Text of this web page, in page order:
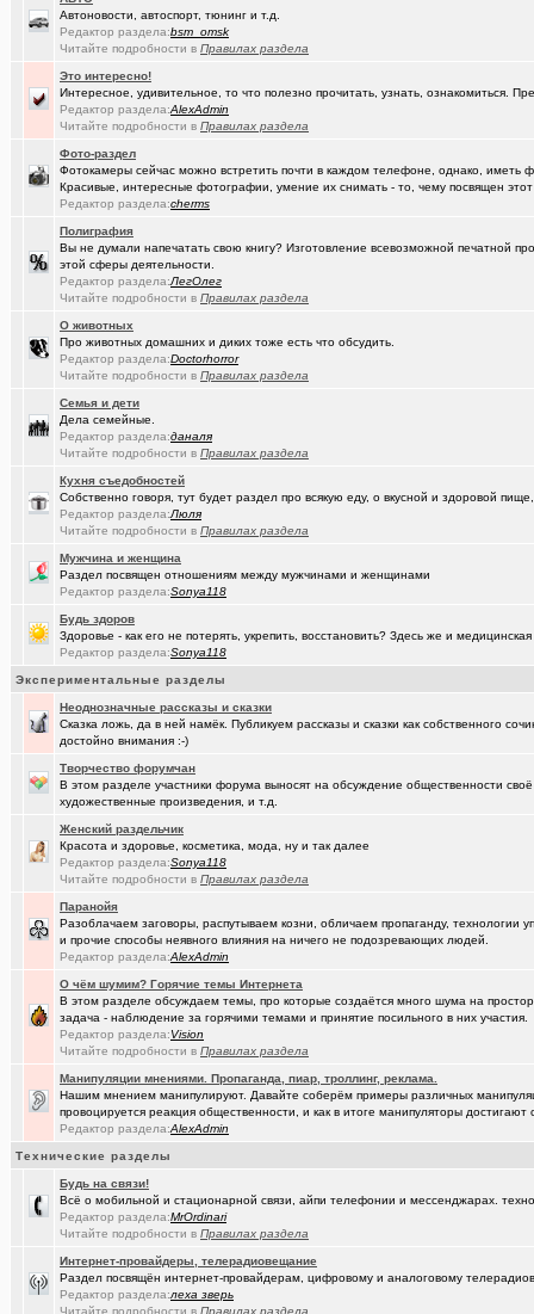
АКПП матиз. Ремонтировать или менять?
Доброй ночи :) (Vector)
(Vector)
Где можно отремонтировать вязаную варежку?(anti a-d..) +3
Молодые таланты классической гитары - Майя Казарина
Музыкальные вкус - поговорим?(Kebbos)
Теле2 в Омске(t2) +8155
Ремонт квартир омск отзывы. любые строительные работы
коворкинг проекты
Betatransfer.net - прием платежей для HIGH RISK проектов
Челлендж "Какой кофе ты сейчас пьёшь?"(Люля) +2722
Владимир Шандриков(Александ..)
7я.ТВ и Я.ru (Омские кабельные сети)
(Александ..)
Преобразователь ПРЭМ ваше мнение? (Kebbos) +1
(Моеимяза..)
Автоматизация домашнего учета ЖКХ и многое другое ...
двойное гражданство
Алтайский мед - в помощь здоровью!(qwer5523) +225
Как это понимать ? (JUMPER) +7
А что вы сейчас готовите?(Люля) +16109
прописка она же регистрация(drob_vv_..) +1
Роскосмос возвращается(karaganda)
Нерадивые расклейщики рекламы(Демон ЖКХ) +108
ОК Восток-Запад - что это, кто это?!
Начались продажи PC на базе процессоров Эльбрус-4С (Скоро же..)
Кто такой человек?(kinslayer) +64
От кукольного домика до дачного теремка (Павел Ur..)
Мьюинг за 3 минуты(tramov)
Автоновости, автоспорт, тюнинг и т.д.
Редактор раздела:bsm_omsk
Читайте подробности в Правилах раздела
Это интересно!
Интересное, удивительное, то что полезно прочитать, узнать, ознакомиться.
Редактор раздела:AlexAdmin
Читайте подробности в Правилах раздела
Фото-раздел
Фотокамеры сейчас можно встретить почти в каждом телефоне, однако, иметь
Красивые, интересные фотографии, умение их снимать - то, чему посвящен
Редактор раздела:cherms
Полиграфия
Вы не думали напечатать свою книгу? Изготовление всевозможной печатной
этой сферы деятельности.
Редактор раздела:ЛегОлег
Читайте подробности в Правилах раздела
О животных
Про животных домашних и диких тоже есть что обсудить.
Редактор раздела:Doctorhorror
Читайте подробности в Правилах раздела
Семья и дети
Дела семейные.
Редактор раздела:даналя
Читайте подробности в Правилах раздела
Кухня съедобностей
Собственно говоря, тут будет раздел про всякую еду, о вкусной и здоровой
Редактор раздела:Люля
Читайте подробности в Правилах раздела
Мужчина и женщина
Раздел посвящен отношениям между мужчинами и женщинами
Редактор раздела:Sonya118
Будь здоров
Здоровье - как его не потерять, укрепить, восстановить? Здесь же и
Редактор раздела:Sonya118
Экспериментальные разделы
Неоднозначные рассказы и сказки
Сказка ложь, да в ней намёк. Публикуем рассказы и сказки как собственного
достойно внимания :-)
Творчество форумчан
В этом разделе участники форума выносят на обсуждение общественности
художественные произведения, и т.д.
Женский раздельчик
Красота и здоровье, косметика, мода, ну и так далее
Редактор раздела:Sonya118
Читайте подробности в Правилах раздела
Паранойя
Разоблачаем заговоры, распутываем козни, обличаем пропаганду,
и прочие способы неявного влияния на ничего не подозревающих людей.
Редактор раздела:AlexAdmin
О чём шумим? Горячие темы Интернета
В этом разделе обсуждаем темы, про которые создаётся много шума на
задача - наблюдение за горячими темами и принятие посильного в них участия.
Редактор раздела:Vision
Читайте подробности в Правилах раздела
Манипуляции мнениями. Пропаганда, пиар, троллинг, реклама.
Нашим мнением манипулируют. Давайте соберём примеры различных
провоцируется реакция общественности, и как в итоге манипуляторы достигают
Редактор раздела:AlexAdmin
Технические разделы
Будь на связи!
Всё о мобильной и стационарной связи, айпи телефонии и мессенджарах.
Редактор раздела:MrOrdinari
Читайте подробности в Правилах раздела
Интернет-провайдеры, телерадиовещание
Раздел посвящён интернет-провайдерам, цифровому и аналоговому
Редактор раздела:леха зверь
Читайте подробности в Правилах раздела